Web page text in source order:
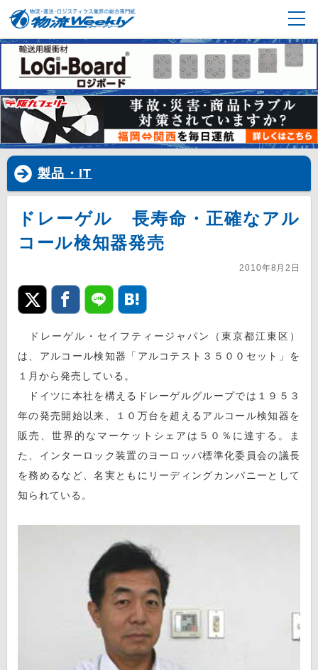
製品・IT
ドレーゲル 長寿命・正確なアル
コール検知器発売
2010年8月2日
ドレーゲル・セイフティージャパン（東京都江東区）
は、アルコール検知器「アルコテスト３５００セット」を
１月から発売している。
ドイツに本社を構えるドレーゲルグループでは１９５３
年の発売開始以来、１０万台を超えるアルコール検知器を
販売、世界的なマーケットシェアは５０％に達する。ま
た、インターロック装置のヨーロッパ標準化委員会の議長
を務めるなど、名実ともにリーディングカンパニーとして
知られている。